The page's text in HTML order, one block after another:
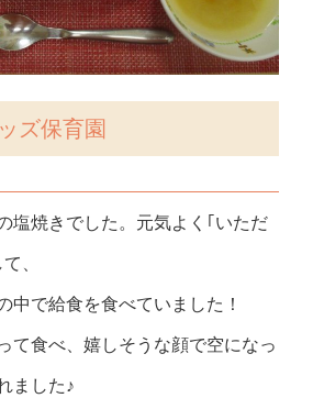
ズ保育園
塩焼きでした。元気よく｢いただ
、
中で給食を食べていました！
て食べ、嬉しそうな顔で空になっ
ました♪